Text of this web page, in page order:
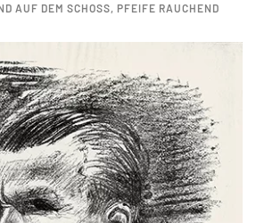
AUF DEM SCHOSS, PFEIFE RAUCHEND